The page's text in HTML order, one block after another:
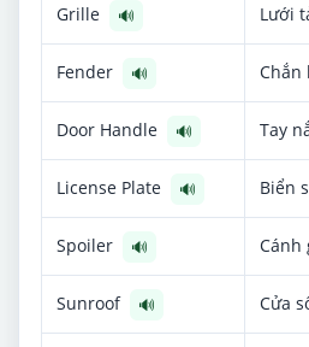
Grille 🔊 Lưới
Fender 🔊 Chắn
Door Handle 🔊 Tay
License Plate 🔊 Biển
Spoiler 🔊 Cánh
Sunroof 🔊 Cửa